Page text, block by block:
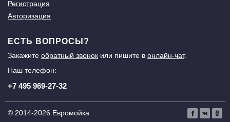
Регистрация
Авторизация
ЕСТЬ ВОПРОСЫ?
Закажите обратный звонок или пишите в онлайн-чат.
Наш телефон:
+7 495 969-27-32
© 2014-2026 Евромойка